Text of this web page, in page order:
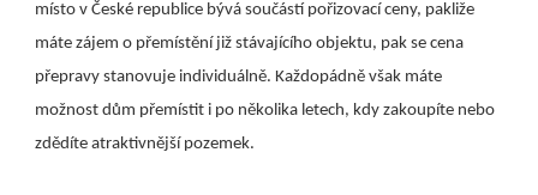
místo v České republice bývá součástí pořizovací ceny, pakliže
máte zájem o přemístění již stávajícího objektu, pak se cena
přepravy stanovuje individuálně. Každopádně však máte
možnost dům přemístit i po několika letech, kdy zakoupíte nebo
zdědíte atraktivnější pozemek.